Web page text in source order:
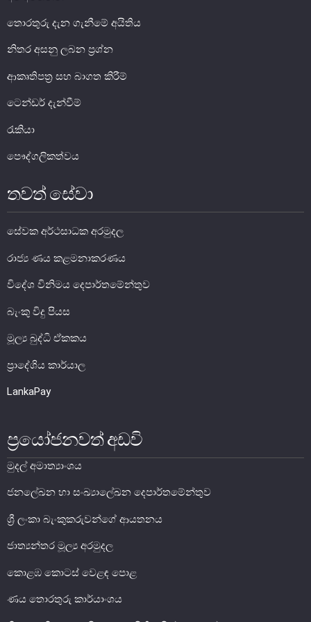
සාර්ව විචක්ෂණ අවේක්ෂණය
තැන්පතු රක්ෂණ
මූල්‍ය අන්තර්ගතභාවය
අන්තර් බැංකු ඒක්ෂණ මුදල් වෙ‍ෙළඳපොළ
දේශීය විදේශ විනිමය වෙළෙඳපොළ
විදේශ විනිමය පිළිබඳ ගෝලීය ප්‍රශස්ත භාවිත සංග්‍රහය හා
රාජ්‍ය සුරැකුම්පත් වෙළෙඳපොළ
සාංගමික ණය සුරැකුම්පත් වෙළෙඳපොළ
කොටස් වෙළෙඳපොළ
මූල්‍ය යටිතල පහසුකම්
නීති හා රෙගුලාසි
උපකරණ සහ ක්‍රියාත්මක කිරීම
මූල්‍ය උපකරණ විශ්ලේෂණය
මූල්‍ය පද්ධති ස්ථායිතා කමිටුව
මූල්‍ය පද්ධති අධීක්ෂණ කමිටුව
තොරතුරු දැන ගැනීමේ අයිතිය
නිතර අසනු ලබන ප්‍රශ්න
ආකෘතිපත්‍ර සහ බාගත කිරීම්
ටෙන්ඩර් දැන්වීම්
රැකියා
පෞද්ගලිකත්වය
තවත් සේවා
සේවක අර්ථසාධක අරමුදල
රාජ්‍ය ණය කළමනාකරණය
විදේශ විනිමය දෙපාර්තමේන්තුව
බැංකු විදු පියස
මූල්‍ය බුද්ධි ඒකකය
ප්‍රාදේශිය කාර්යාල
LankaPay
ප්‍රයෝජනවත් අඩවි
මුදල් අමාත්‍යාංශය
ජනලේඛන හා සංඛ්‍යාලේඛන දෙපාර්තමේන්තුව
ශ්‍රී ලංකා බැංකුකරුවන්ගේ ආයතනය
ජාත්‍යන්තර මූල්‍ය අරමුදල
කොළඹ කොටස් වෙළඳ පොළ
ණය තොරතුරු කාර්යාංශය